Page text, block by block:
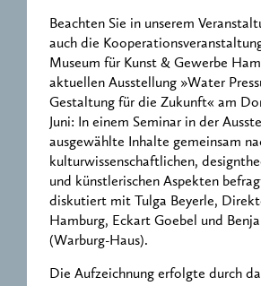
Beachten Sie in unserem
auch die
Museum für Kunst & Gewerbe
aktuellen Ausstellung »Water
Gestaltung für die Zukunft« am
Juni: In einem Seminar in der
ausgewählte Inhalte gemeinsam
kulturwissenschaftlichen,
und künstlerischen Aspekten
diskutiert mit Tulga Beyerle,
Hamburg, Eckart Goebel und
(Warburg-Haus).
Die Aufzeichnung erfolgte durch